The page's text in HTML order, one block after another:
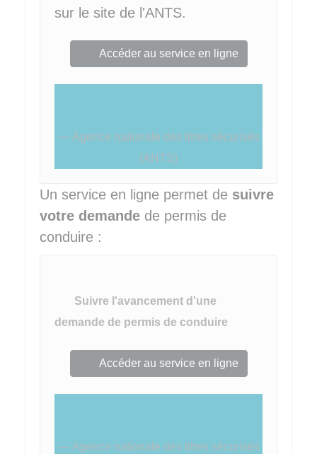
sur le site de l'ANTS.
Accéder au service en ligne
Agence nationale des titres sécurisés
(ANTS)
Un service en ligne permet de suivre
votre demande de permis de
conduire :
Suivre l'avancement d'une
demande de permis de conduire
Accéder au service en ligne
Agence nationale des titres sécurisés